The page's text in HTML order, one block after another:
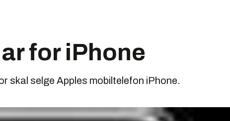
for iPhone
skal selge Apples mobiltelefon iPhone.